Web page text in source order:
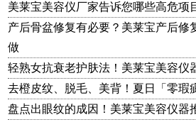
美莱宝美容仪厂家告诉您哪些高危项
产后骨盆修复有必要？美莱宝产后修
做
轻熟女抗衰老护肤法！美莱宝美容仪
去橙皮纹、脱毛、美背！夏日「零瑕
盘点出眼纹的成因！美莱宝美容仪器